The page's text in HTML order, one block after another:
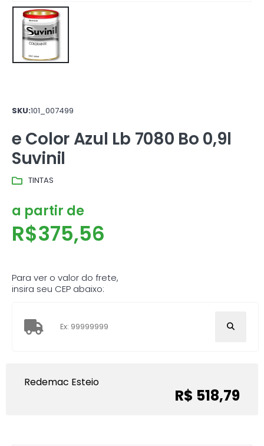
SKU:101_007499
e Color Azul Lb 7080 Bo 0,9l
Suvinil
TINTAS
a partir de
R$375,56
Para ver o valor do frete,
insira seu CEP abaixo:
Redemac Esteio
R$ 518,79